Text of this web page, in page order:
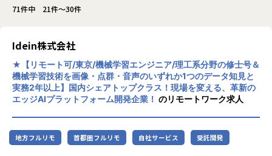
71件中 21件～30件
Idein株式会社
★【リモート可/東京/機械学習エンジニア/理工系分野の修士号＆
機械学習技術を画像・点群・音声のいずれか1つのデータ知見と
実務2年以上】国内シェアトップクラス！現場を変える、革新の
エッジAIプラットフォーム開発企業！ のリモートワーク求人
地方フルリモ 首都圏フルリモ 自社サービス 受託開発